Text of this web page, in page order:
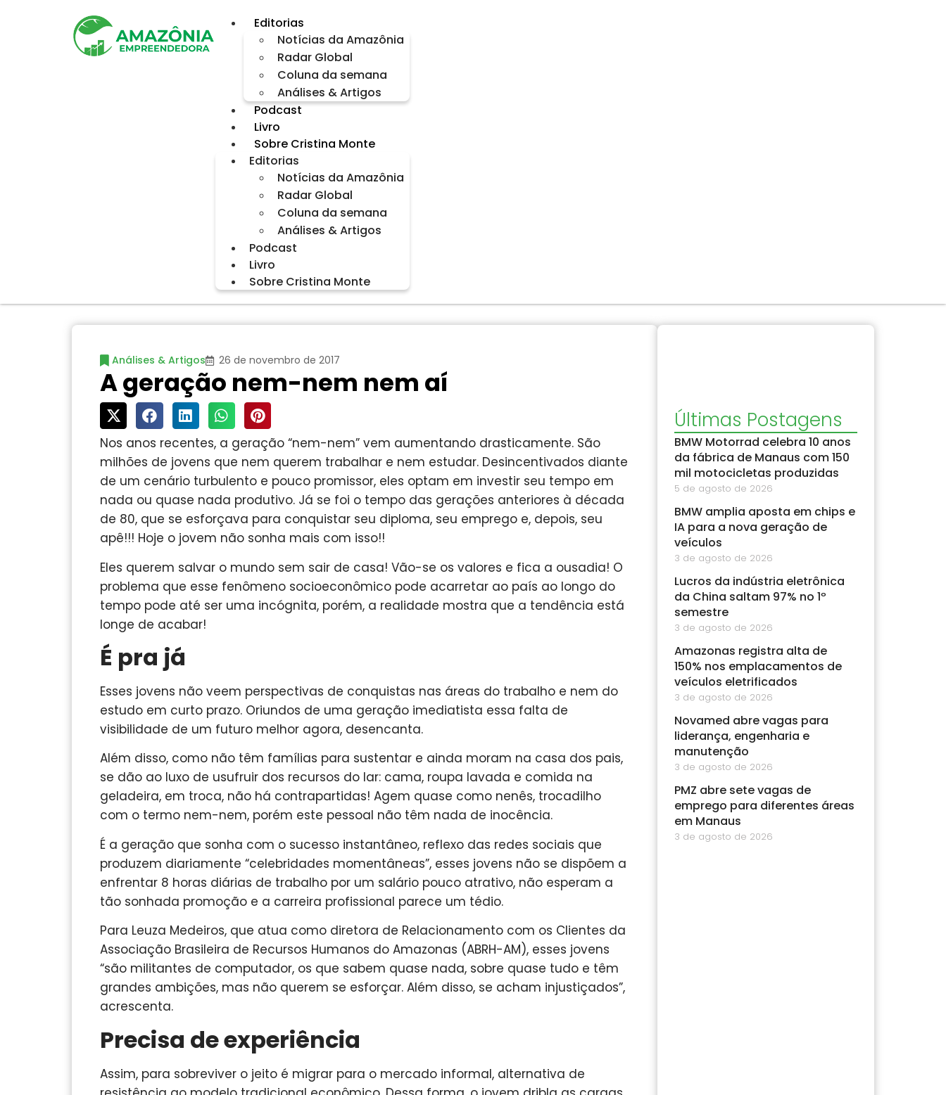
Editorias
Notícias da Amazônia
Radar Global
Coluna da semana
Análises & Artigos
Podcast
Livro
Sobre Cristina Monte
Editorias
Notícias da Amazônia
Radar Global
Coluna da semana
Análises & Artigos
Podcast
Livro
Sobre Cristina Monte
Análises & Artigos 26 de novembro de 2017
A geração nem-nem nem aí
Nos anos recentes, a geração “nem-nem” vem aumentando drasticamente. São
milhões de jovens que nem querem trabalhar e nem estudar. Desincentivados diante
de um cenário turbulento e pouco promissor, eles optam em investir seu tempo em
nada ou quase nada produtivo. Já se foi o tempo das gerações anteriores à década
de 80, que se esforçava para conquistar seu diploma, seu emprego e, depois, seu
apê!!! Hoje o jovem não sonha mais com isso!!
Eles querem salvar o mundo sem sair de casa! Vão-se os valores e fica a ousadia! O
problema que esse fenômeno socioeconômico pode acarretar ao país ao longo do
tempo pode até ser uma incógnita, porém, a realidade mostra que a tendência está
longe de acabar!
É pra já
Esses jovens não veem perspectivas de conquistas nas áreas do trabalho e nem do
estudo em curto prazo. Oriundos de uma geração imediatista essa falta de
visibilidade de um futuro melhor agora, desencanta.
Além disso, como não têm famílias para sustentar e ainda moram na casa dos pais,
se dão ao luxo de usufruir dos recursos do lar: cama, roupa lavada e comida na
geladeira, em troca, não há contrapartidas! Agem quase como nenês, trocadilho
com o termo nem-nem, porém este pessoal não têm nada de inocência.
É a geração que sonha com o sucesso instantâneo, reflexo das redes sociais que
produzem diariamente “celebridades momentâneas”, esses jovens não se dispõem a
enfrentar 8 horas diárias de trabalho por um salário pouco atrativo, não esperam a
tão sonhada promoção e a carreira profissional parece um tédio.
Para Leuza Medeiros, que atua como diretora de Relacionamento com os Clientes da
Associação Brasileira de Recursos Humanos do Amazonas (ABRH-AM), esses jovens
“são militantes de computador, os que sabem quase nada, sobre quase tudo e têm
grandes ambições, mas não querem se esforçar. Além disso, se acham injustiçados”,
acrescenta.
Precisa de experiência
Assim, para sobreviver o jeito é migrar para o mercado informal, alternativa de
Últimas Postagens
BMW Motorrad celebra 10 anos
da fábrica de Manaus com 150
mil motocicletas produzidas
5 de agosto de 2026
BMW amplia aposta em chips e
IA para a nova geração de
veículos
3 de agosto de 2026
Lucros da indústria eletrônica
da China saltam 97% no 1º
semestre
3 de agosto de 2026
Amazonas registra alta de
150% nos emplacamentos de
veículos eletrificados
3 de agosto de 2026
Novamed abre vagas para
liderança, engenharia e
manutenção
3 de agosto de 2026
PMZ abre sete vagas de
emprego para diferentes áreas
em Manaus
3 de agosto de 2026